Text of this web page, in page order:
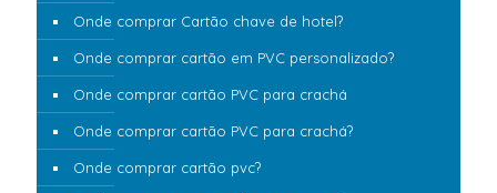
Onde comprar Cartão chave de hotel?
Onde comprar cartão em PVC personalizado?
Onde comprar cartão PVC para crachá
Onde comprar cartão PVC para crachá?
Onde comprar cartão pvc?